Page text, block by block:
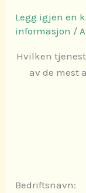
Legg igjen en
informasjon /
Hvilken
av de mest
Bedriftsnavn: